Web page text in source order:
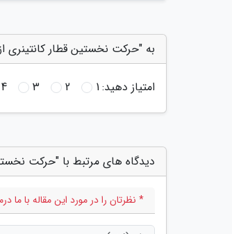
به "حرکت نخستین قطار کانتینری
امتیاز دهید:1
2
3
4
دیدگاه های مرتبط با "حرکت
* نظرتان را در مورد این مقاله با ما